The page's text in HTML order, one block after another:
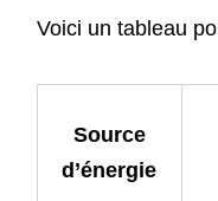
Voici un tableau
Source
d’énergie